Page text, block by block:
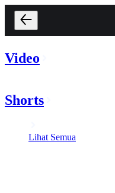
Video
Shorts
Lihat Semua